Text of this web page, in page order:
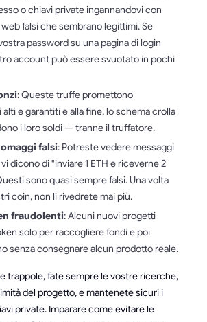
o chiavi private ingannandovi con
falsi che sembrano legittimi. Se
password su una pagina di login
account può essere svuotato in pochi
: Queste truffe promettono
e garantiti e alla fine, lo schema crolla
i loro soldi — tranne il truffatore.
falsi: Potreste vedere messaggi
dicono di "inviare 1 ETH e riceverne 2
sono quasi sempre falsi. Una volta
coin, non li rivedrete mai più.
fraudolenti: Alcuni nuovi progetti
solo per raccogliere fondi e poi
senza consegnare alcun prodotto reale.
trappole, fate sempre le vostre ricerche,
del progetto, e mantenete sicuri i
private. Imparare come evitare le